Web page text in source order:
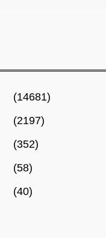
(14681)
(2197)
(352)
(58)
(40)